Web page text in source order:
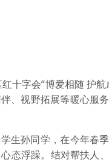
十字会“博爱相随 护航
、视野拓展等暖心服
生孙同学，在今年春
态浮躁。结对帮扶人